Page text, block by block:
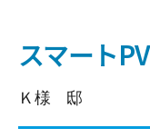
スマート
Ｋ様 邸